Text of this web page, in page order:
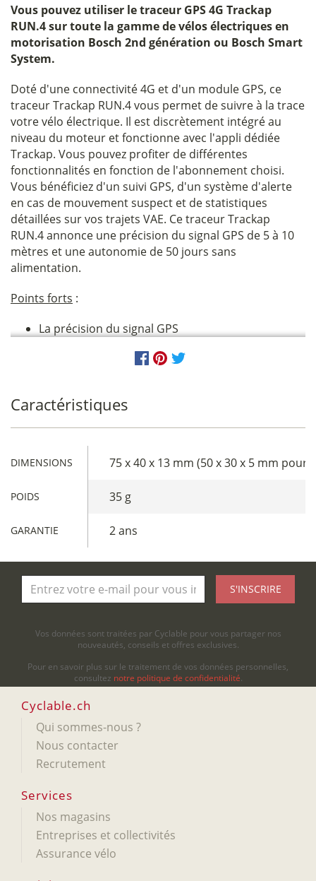
Vous pouvez utiliser letraceur GPS 4G Trackap
RUN.4sur toute la gamme de vélos électriques en
motorisation Bosch 2nd génération ou Bosch Smart
System.
Doté d'une connectivité 4G et d'un module GPS, ce
traceur Trackap RUN.4 vous permet de suivre à la trace
votre vélo électrique. Il est discrètement intégré au
niveau du moteur et fonctionne avec l'appli dédiée
Trackap. Vous pouvez profiter de différentes
fonctionnalités en fonction de l'abonnement choisi.
Vous bénéficiez d'un suivi GPS, d'un système d'alerte
en cas de mouvement suspect et de statistiques
détaillées sur vos trajets VAE. Ce traceur Trackap
RUN.4 annonce une précision du signal GPS de 5 à 10
mètres et une autonomie de 50 jours sans
alimentation.
Points forts :
La précision du signal GPS
Caractéristiques
DIMENSIONS 75 x 40 x 13 mm (50 x 30 x 5 mm pour
POIDS 35 g
GARANTIE 2 ans
S'INSCRIRE
Vos données sont traitées par Cyclable pour vous partager nos
nouveautés, conseils et offres exclusives.
Pour en savoir plus sur le traitement de vos données personnelles,
consultez notre politique de confidentialité.
Cyclable.ch
Qui sommes-nous ?
Nous contacter
Recrutement
Services
Nos magasins
Entreprises et collectivités
Assurance vélo